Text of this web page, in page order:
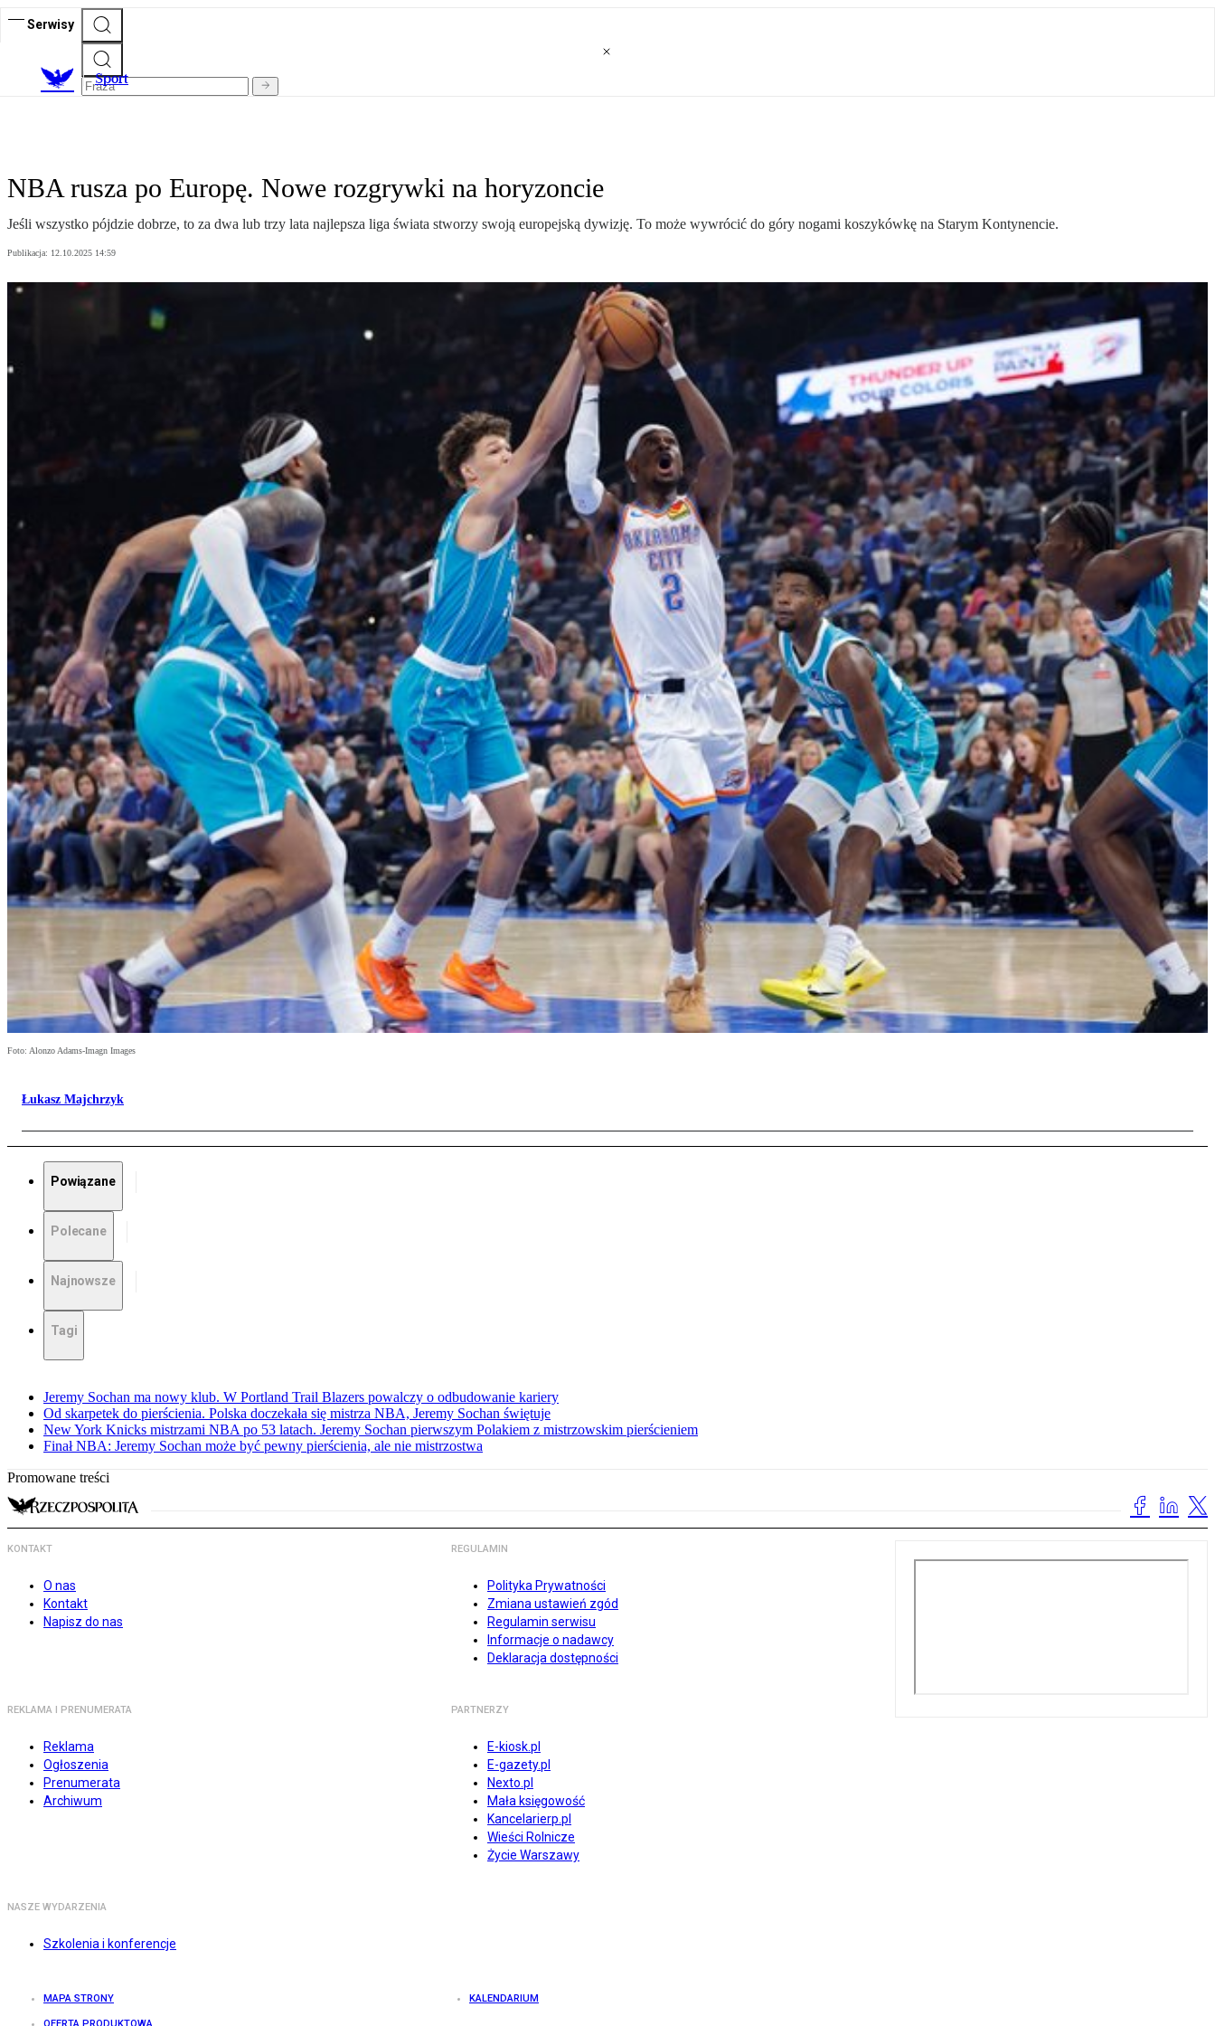
Serwisy
Sport
NBA rusza po Europę. Nowe rozgrywki na horyzoncie
Jeśli wszystko pójdzie dobrze, to za dwa lub trzy lata najlepsza liga świata stworzy swoją europejską dywizję. To może wywrócić do góry nogami koszykówkę na Starym Kontynencie.
Publikacja: 12.10.2025 14:59
Foto: Alonzo Adams-Imagn Images
Łukasz Majchrzyk
Powiązane
Polecane
Najnowsze
Tagi
Jeremy Sochan ma nowy klub. W Portland Trail Blazers powalczy o odbudowanie kariery
Od skarpetek do pierścienia. Polska doczekała się mistrza NBA, Jeremy Sochan świętuje
New York Knicks mistrzami NBA po 53 latach. Jeremy Sochan pierwszym Polakiem z mistrzowskim pierścieniem
Finał NBA: Jeremy Sochan może być pewny pierścienia, ale nie mistrzostwa
Promowane treści
KONTAKT
O nas
Kontakt
Napisz do nas
REGULAMIN
Polityka Prywatności
Zmiana ustawień zgód
Regulamin serwisu
Informacje o nadawcy
Deklaracja dostępności
REKLAMA I PRENUMERATA
Reklama
Ogłoszenia
Prenumerata
Archiwum
PARTNERZY
E-kiosk.pl
E-gazety.pl
Nexto.pl
Mała księgowość
Kancelarierp.pl
Wieści Rolnicze
Życie Warszawy
NASZE WYDARZENIA
Szkolenia i konferencje
MAPA STRONY KALENDARIUM